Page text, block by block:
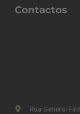
Contactos
Rua General